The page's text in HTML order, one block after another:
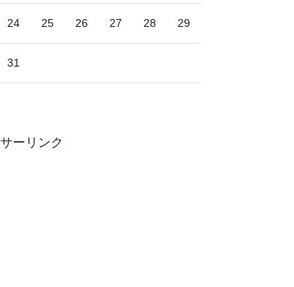
24 25 26 27 28 29
31
ーリンク